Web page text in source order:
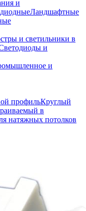
и
Ландшафтные
и светильники в
и
и
профильКруглый
в
натяжных потолков